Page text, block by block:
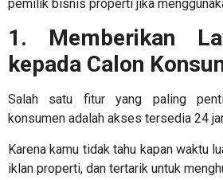
pemilik bisnis properti jika
1. Memberikan
kepada Calon
Salah satu fitur yang paling
konsumen adalah akses tersedia 24
Karena kamu tidak tahu kapan waktu
iklan properti, dan tertarik untuk